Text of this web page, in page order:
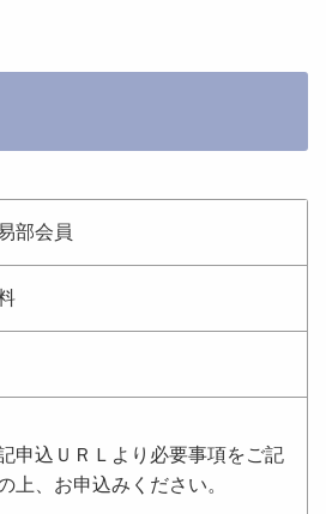
部会員
申込ＵＲＬより必要事項をご記
上、お申込みください。